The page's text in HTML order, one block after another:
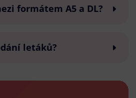
formátem A5 a DL?
letáků?